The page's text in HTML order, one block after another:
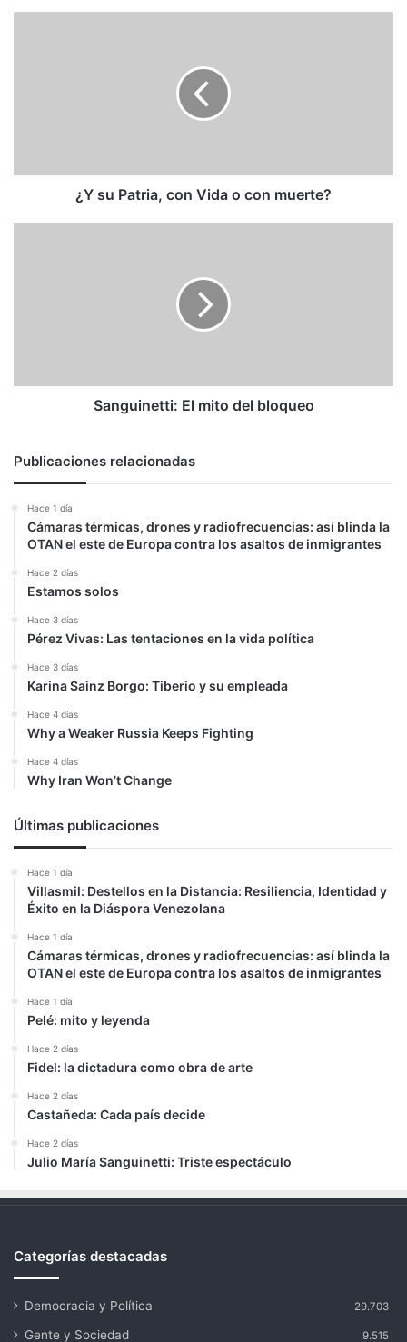
¿Y su Patria, con Vida o con muerte?
Sanguinetti: El mito del bloqueo
Publicaciones relacionadas
Hace 1 día
Cámaras térmicas, drones y radiofrecuencias: así blinda la
OTAN el este de Europa contra los asaltos de inmigrantes
Hace 2 días
Estamos solos
Hace 3 días
Pérez Vivas: Las tentaciones en la vida política
Hace 3 días
Karina Sainz Borgo: Tiberio y su empleada
Hace 4 días
Why a Weaker Russia Keeps Fighting
Hace 4 días
Why Iran Won’t Change
Últimas publicaciones
Hace 1 día
Villasmil: Destellos en la Distancia: Resiliencia, Identidad y
Éxito en la Diáspora Venezolana
Hace 1 día
Cámaras térmicas, drones y radiofrecuencias: así blinda la
OTAN el este de Europa contra los asaltos de inmigrantes
Hace 1 día
Pelé: mito y leyenda
Hace 2 días
Fidel: la dictadura como obra de arte
Hace 2 días
Castañeda: Cada país decide
Hace 2 días
Julio María Sanguinetti: Triste espectáculo
Categorías destacadas
Democracia y Política 29.703
Gente y Sociedad 9.515